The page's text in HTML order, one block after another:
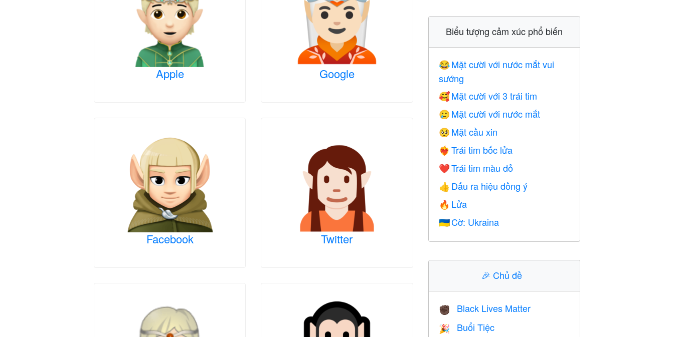
Apple Google
Facebook Twitter
Biểu tượng cảm xúc phổ biến
😂 Mặt cười với nước mắt vui
sướng
🥰 Mặt cười với 3 trái tim
🥲 Mặt cười với nước mắt
🥺 Mặt cầu xin
❤️‍🔥 Trái tim bốc lửa
❤️ Trái tim màu đỏ
👍 Dấu ra hiệu đồng ý
🔥 Lửa
🇺🇦Cờ: Ukraina
🎉Chủ đề
✊🏿 Black Lives Matter
🎉 Buổi Tiệc